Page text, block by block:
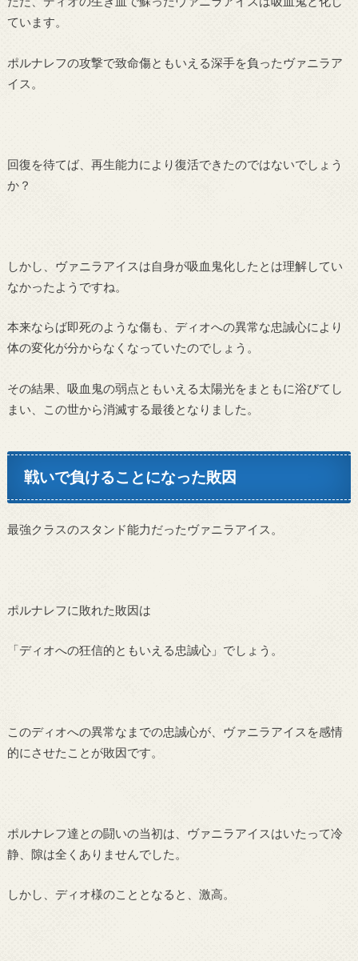
ています。
ポルナレフの攻撃で致命傷ともいえる深手を負ったヴァニラア
イス。
回復を待てば、再生能力により復活できたのではないでしょう
か？
しかし、ヴァニラアイスは自身が吸血鬼化したとは理解してい
なかったようですね。
本来ならば即死のような傷も、ディオへの異常な忠誠心により
体の変化が分からなくなっていたのでしょう。
その結果、吸血鬼の弱点ともいえる太陽光をまともに浴びてし
まい、この世から消滅する最後となりました。
戦いで負けることになった敗因
最強クラスのスタンド能力だったヴァニラアイス。
ポルナレフに敗れた敗因は
「ディオへの狂信的ともいえる忠誠心」でしょう。
このディオへの異常なまでの忠誠心が、ヴァニラアイスを感情
的にさせたことが敗因です。
ポルナレフ達との闘いの当初は、ヴァニラアイスはいたって冷
静、隙は全くありませんでした。
しかし、ディオ様のこととなると、激高。